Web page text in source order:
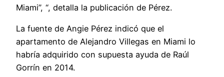
Miami”, “, detalla la publicación de Pérez.
La fuente de Angie Pérez indicó que el
apartamento de Alejandro Villegas en Miami lo
habría adquirido con supuesta ayuda de Raúl
Gorrín en 2014.